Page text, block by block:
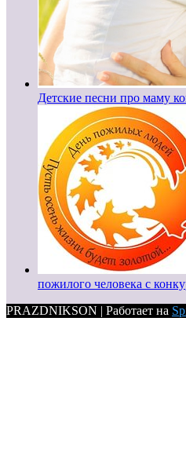
Детские песни про маму
пожилого человека с
PRAZDNIKSON | Работает на